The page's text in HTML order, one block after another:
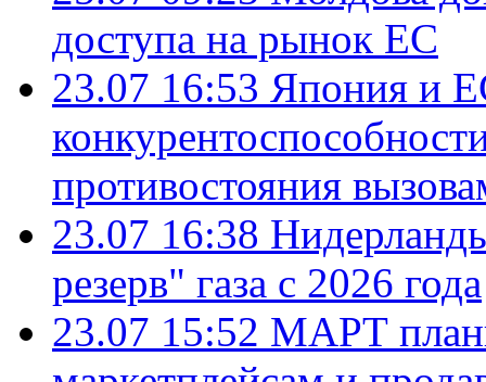
доступа на рынок ЕС
23.07 16:53 Япония и
противостояния
23.07 16:38
резерв" газа с 2026 года
23.07 15:52 МАРТ